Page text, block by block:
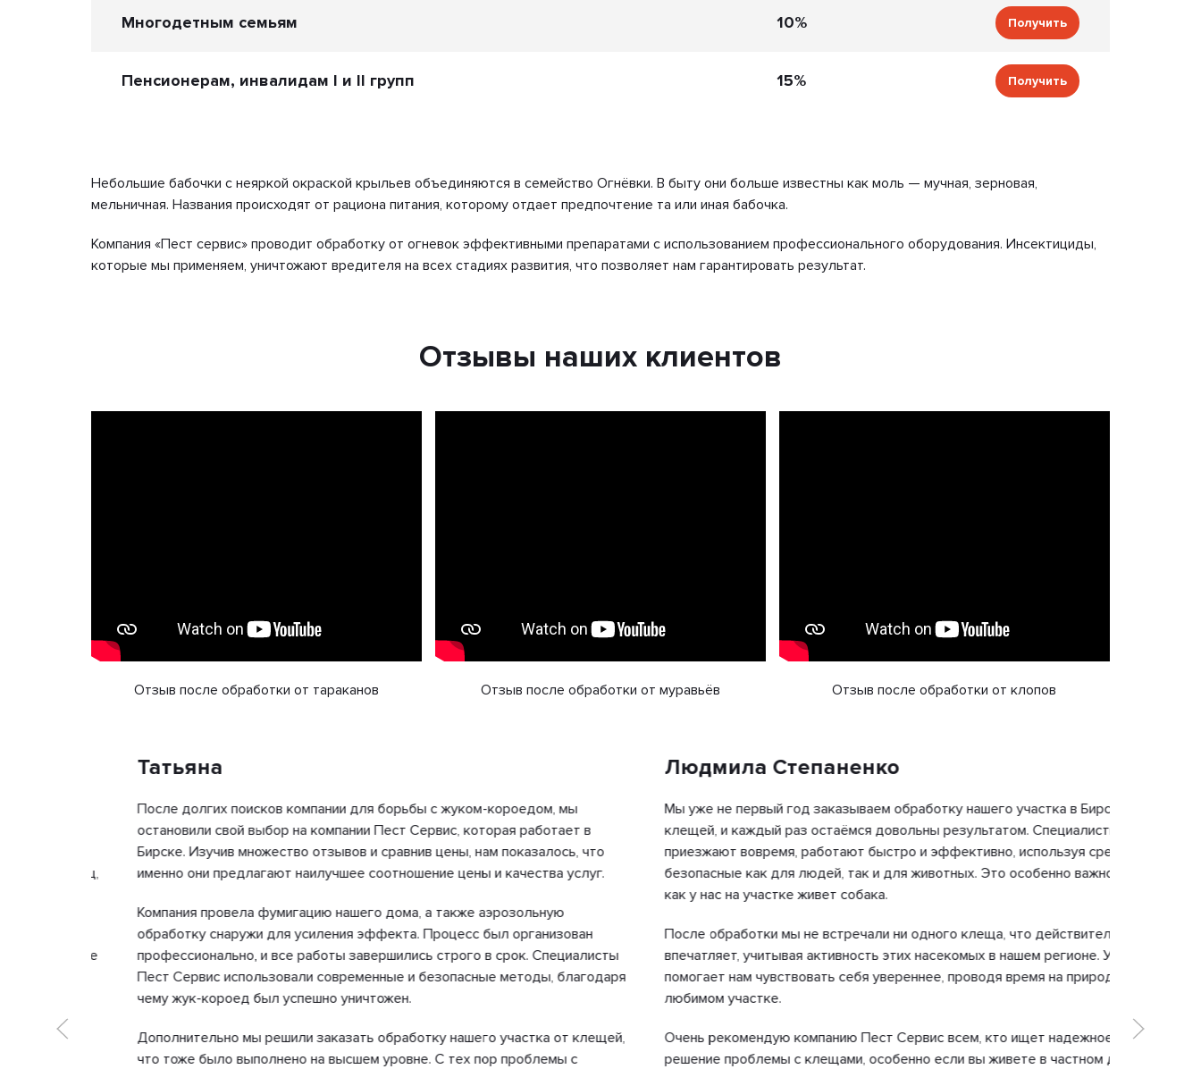
Многодетным семьям 10% Получить
Пенсионерам, инвалидам I и II групп 15% Получить
Небольшие бабочки с неяркой окраской крыльев объединяются в семейство Огнёвки. В быту они больше известны как моль — мучная, зерновая,
мельничная. Названия происходят от рациона питания, которому отдает предпочтение та или иная бабочка.
Компания «Пест сервис» проводит обработку от огневок эффективными препаратами с использованием профессионального оборудования. Инсектициды,
которые мы применяем, уничтожают вредителя на всех стадиях развития, что позволяет нам гарантировать результат.
Отзывы наших клиентов
Отзыв после обработки от тараканов Отзыв после обработки от муравьёв Отзыв после обработки от клопов
Татьяна
После долгих поисков компании для борьбы с жуком-короедом, мы
остановили свой выбор на компании Пест Сервис, которая работает в
Бирске. Изучив множество отзывов и сравнив цены, нам показалось, что
именно они предлагают наилучшее соотношение цены и качества услуг.
Компания провела фумигацию нашего дома, а также аэрозольную
обработку снаружи для усиления эффекта. Процесс был организован
профессионально, и все работы завершились строго в срок. Специалисты
Пест Сервис использовали современные и безопасные методы, благодаря
чему жук-короед был успешно уничтожен.
Дополнительно мы решили заказать обработку нашего участка от клещей,
что тоже было выполнено на высшем уровне. С тех пор проблемы с
Людмила Степаненко
Мы уже не первый год заказываем обработку нашего участка в Бирске от
клещей, и каждый раз остаёмся довольны результатом. Специалисты
приезжают вовремя, работают быстро и эффективно, используя средства,
безопасные как для людей, так и для животных. Это особенно важно, так
как у нас на участке живет собака.
После обработки мы не встречали ни одного клеща, что действительно
впечатляет, учитывая активность этих насекомых в нашем регионе. Услуга
помогает нам чувствовать себя увереннее, проводя время на природе на
любимом участке.
Очень рекомендую компанию Пест Сервис всем, кто ищет надежное
решение проблемы с клещами, особенно если вы живете в частном доме и